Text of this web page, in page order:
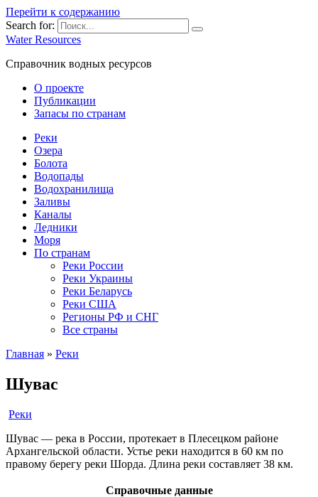
Перейти к содержанию
Search for:
Water Resources
Справочник водных ресурсов
О проекте
Публикации
Запасы по странам
Реки
Озера
Болота
Водопады
Водохранилища
Заливы
Каналы
Ледники
Моря
По странам
Реки России
Реки Украины
Реки Беларусь
Реки США
Регионы РФ и СНГ
Все страны
Главная » Реки
Шувас
Реки
Шувас — река в России, протекает в Плесецком районе
Архангельской области. Устье реки находится в 60 км по
правому берегу реки Шорда. Длина реки составляет 38 км.
Справочные данные